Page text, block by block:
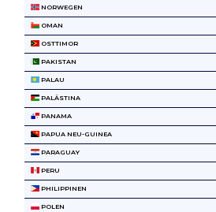
NORWEGEN
OMAN
OSTTIMOR
PAKISTAN
PALAU
PALÄSTINA
PANAMA
PAPUA NEU-GUINEA
PARAGUAY
PERU
PHILIPPINEN
POLEN